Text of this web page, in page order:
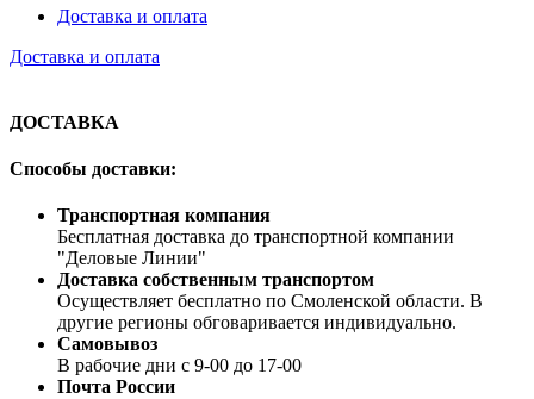
Доставка и оплата
Доставка и оплата
ДОСТАВКА
Способы доставки:
Транспортная компания
Бесплатная доставка до транспортной компании
"Деловые Линии"
Доставка собственным транспортом
Осуществляет бесплатно по Смоленской области. В
другие регионы обговаривается индивидуально.
Самовывоз
В рабочие дни с 9-00 до 17-00
Почта России